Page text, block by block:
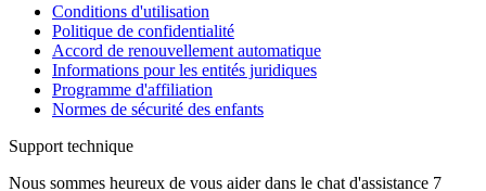
Conditions d'utilisation
Politique de confidentialité
Accord de renouvellement automatique
Informations pour les entités juridiques
Programme d'affiliation
Normes de sécurité des enfants
Support technique
Nous sommes heureux de vous aider dans le chat d'assistance 7